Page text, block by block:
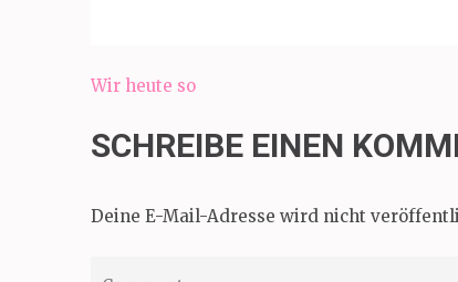
Beitragsnavigation
Wir heute so
SCHREIBE EINEN
Deine E-Mail-Adresse wird nicht